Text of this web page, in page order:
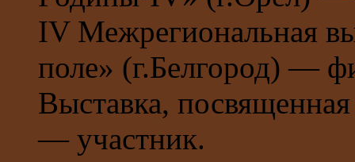
IV Межрегиональная
поле» (г.Белгород) —
Выставка,
— участник.